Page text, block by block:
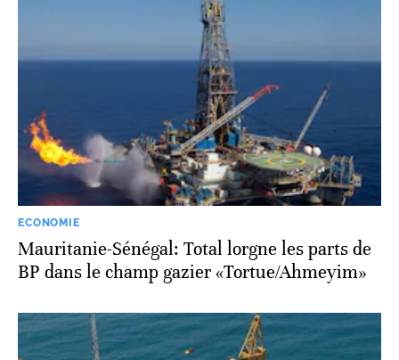
ECONOMIE
Mauritanie-Sénégal: Total lorgne les parts de
BP dans le champ gazier «Tortue/Ahmeyim»